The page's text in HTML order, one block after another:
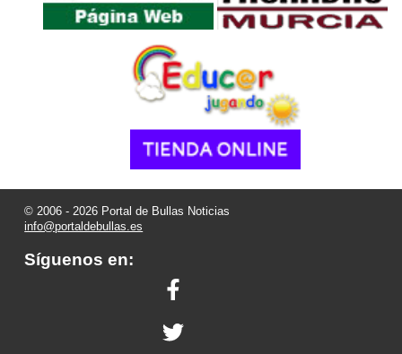
© 2006 - 2026 Portal de Bullas Noticias
info@portaldebullas.es
Síguenos en: